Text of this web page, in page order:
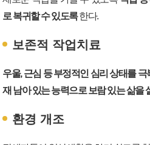
로 복귀할 수 있도록한다.
보존적 작업치료
우울, 근심 등 부정적인 심리 상태를 극
재 남아 있는 능력으로 보람 있는 삶을
환경 개조